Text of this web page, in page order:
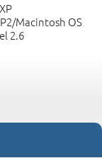
Macintosh OS
2.6